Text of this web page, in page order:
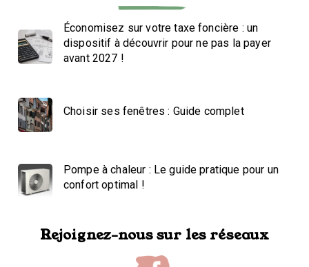
Économisez sur votre taxe foncière : un
dispositif à découvrir pour ne pas la payer
avant 2027 !
Choisir ses fenêtres : Guide complet
Pompe à chaleur : Le guide pratique pour un
confort optimal !
Rejoignez-nous sur les réseaux